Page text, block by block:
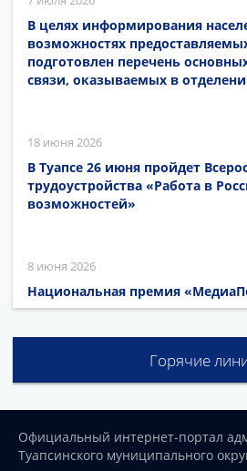
В целях информирования
возможностях
подготовлен перечень
связи, оказываемых в
18 июня 2026
В Туапсе 26 июня пройдет
трудоустройства «Работа в
возможностей»
8 июня 2026
Национальная премия
Горячие
Официальный интернет-портал
Туапсинского муниципального